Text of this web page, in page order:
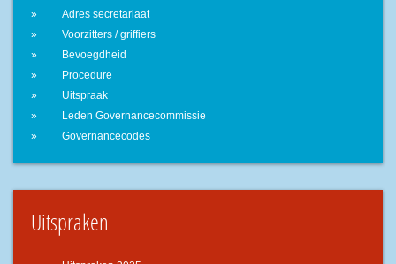
Adres secretariaat
Voorzitters / griffiers
Bevoegdheid
Procedure
Uitspraak
Leden Governancecommissie
Governancecodes
Uitspraken